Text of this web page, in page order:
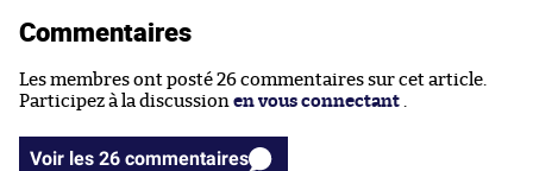
Commentaires
Les membres ont posté 26 commentaires sur cet article.
Participez à la discussion en vous connectant
Voir les 26 commentaires